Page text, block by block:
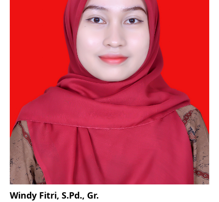
Windy Fitri, S.Pd., Gr.